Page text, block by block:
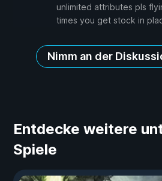
unlimited attributes pls
times you get stock in
Nimm an der
Entdecke weitere
Spiele